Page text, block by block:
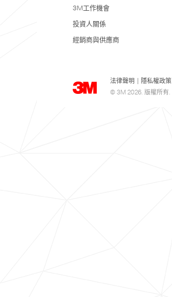
3M工作機會
投資人關係
經銷商與供應商
法律聲明 隱私權政策
© 3M 2026. 版權所有.